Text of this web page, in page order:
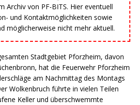
Archiv von PF-BITS. Hier eventuell
und Kontaktmöglichkeiten sowie
möglicherweise nicht mehr aktuell.
Stadtgebiet Pforzheim, davon
hat die Feuerwehr Pforzheim
am Nachmittag des Montags
Wolkenbruch führte in vielen Teilen
Keller und überschwemmte